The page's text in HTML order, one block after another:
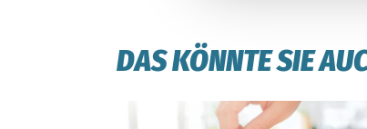
DAS KÖNNTE SIE